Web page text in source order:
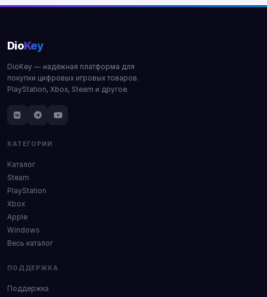
DioKey
DioKey — надёжная платформа для
покупки цифровых игровых товаров.
PlayStation, Xbox, Steam и другое.
КАТЕГОРИИ
Каталог
Steam
PlayStation
Xbox
Apple
Windows
Весь каталог
ПОДДЕРЖКА
Поддержка